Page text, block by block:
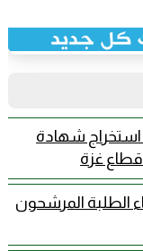
استخراج شهادة
قطاع غزة
الطلبة المرشحون